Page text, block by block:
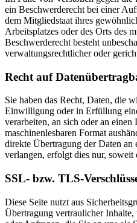
ein Beschwerderecht bei einer
dem Mitgliedstaat ihres
Arbeitsplatzes oder des Orts des
Beschwerderecht besteht
verwaltungsrechtlicher oder
Recht auf
Sie haben das Recht, Daten, die
Einwilligung oder in Erfüllung
verarbeiten, an sich oder an
maschinenlesbaren Format
direkte Übertragung der Daten
verlangen, erfolgt dies nur, soweit
SSL- bzw. TLS-
Diese Seite nutzt aus
Übertragung vertraulicher